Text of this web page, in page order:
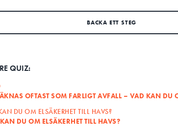
BACKA ETT STEG
QUIZ:
OFTAST SOM FARLIGT AVFALL – VAD KAN DU
DU OM ELSÄKERHET TILL HAVS?
DU OM ELSÄKERHET TILL HAVS?